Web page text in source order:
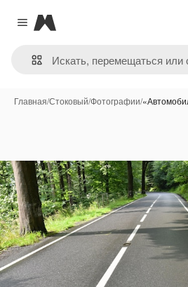
Close menu
Magnific
Главная/Стоковый/Фотографии/